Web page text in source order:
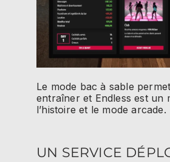
Le mode bac à sable
entraîner et Endless est un
l’histoire et le mode arcade.
UN SERVICE